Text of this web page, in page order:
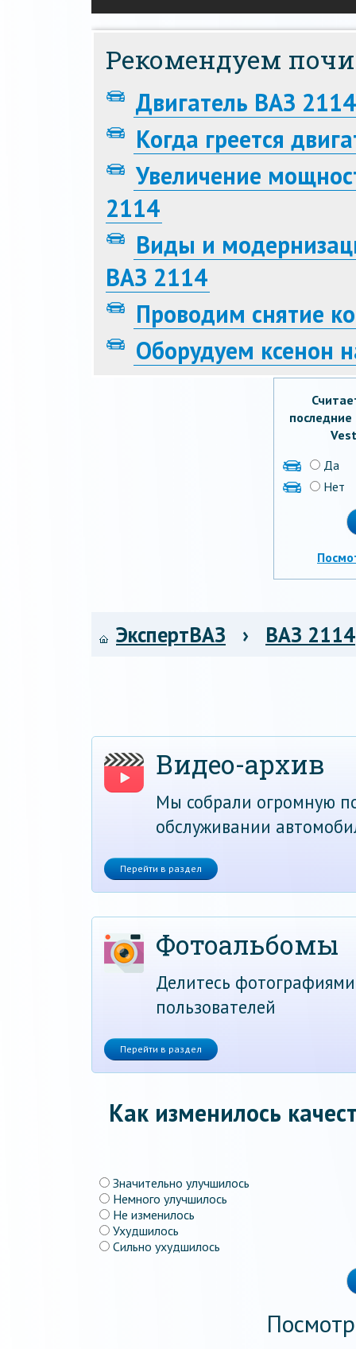
Рекомендуем
Двигатель ВАЗ
Когда греется
Увеличение
2114
Виды и
ВАЗ 2114
Проводим снятие
Оборудуем ксенон
Да
Нет
ЭкспертВАЗ › ВАЗ 2114
Видео-архив
Мы собрали огромную
обслуживании
Перейти в раздел
Фотоальбомы
Делитесь
пользователей
Перейти в раздел
Как изменилось
Значительно улучшилось
Немного улучшилось
Не изменилось
Ухудшилось
Сильно ухудшилось